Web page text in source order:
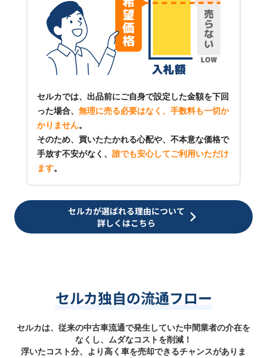
セルカでは、出品前にご自身で設定した金額を下回
った場合、 無理に売る必要はなく、手数料も一切か
かりません。
そのため、買いたたかれる心配や、不本意な価格で
手放す不安がなく、 誰でも安心してご利用いただけ
ます。
セルカが選ばれる理由について
詳しくはこちら
セルカ独自の流通フロー
セルカは、従来の中古車流通で発生していた中間業者の介在を
なくし、ムダなコストを削減！
浮いたコスト分、より高く車を売却できるチャンスがありま